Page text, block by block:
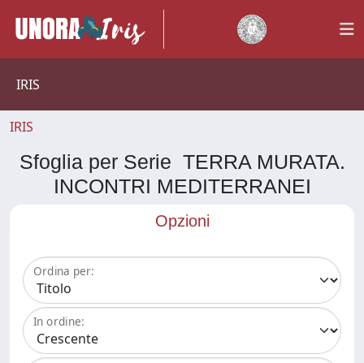
IRIS
IRIS
Sfoglia per Serie TERRA MURATA.
INCONTRI MEDITERRANEI
Opzioni
Ordina per:
In ordine: